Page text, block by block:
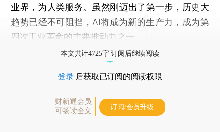
业界，为人类服务。虽然刚迈出了第一步，历史大
趋势已经不可阻挡，AI将成为新的生产力，成为第
四次工业革命的主要推动力之一。
本文共计4725字 订阅后继续阅读
登录 后获取已订阅的阅读权限
财新通会员
可畅读全文
订阅/会员升级